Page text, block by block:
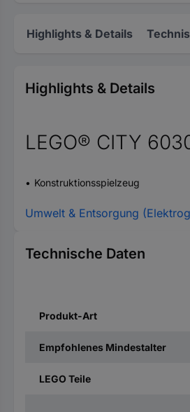
Highlights & Details
Highlights & Details
LEGO® CITY
Konstruktionsspielzeug
Umwelt & Entsorgung
Technische Daten
Produkt-Art
Empfohlenes Mindestalter
LEGO Teile